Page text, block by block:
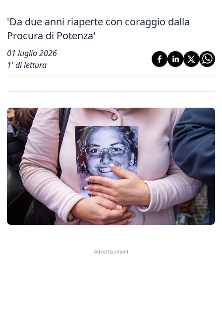
'Da due anni riaperte con coraggio dalla
Procura di Potenza'
01 luglio 2026
1' di lettura